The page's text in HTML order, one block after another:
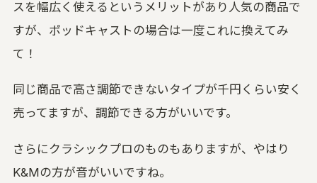
スを幅広く使えるというメリットがあり人気の商品で
すが、ポッドキャストの場合は一度これに換えてみ
て！
同じ商品で高さ調節できないタイプが千円くらい安く
売ってますが、調節できる方がいいです。
さらにクラシックプロのものもありますが、やはり
K&Mの方が音がいいですね。